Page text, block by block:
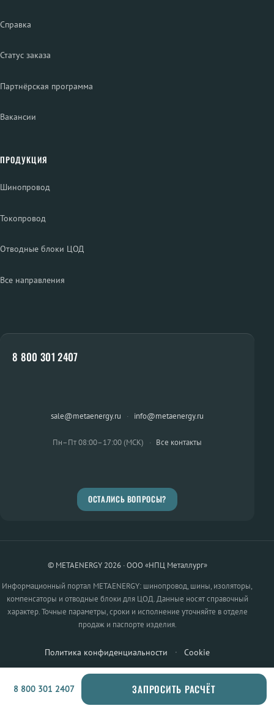
Справка
Статус заказа
Партнёрская программа
Вакансии
ПРОДУКЦИЯ
Шинопровод
Токопровод
Отводные блоки ЦОД
Все направления
8 800 301 2407
sale@metaenergy.ru · info@metaenergy.ru
Пн–Пт 08:00–17:00 (МСК) · Все контакты
ОСТАЛИСЬ ВОПРОСЫ?
© METAENERGY 2026 · ООО «НПЦ Металлург»
Информационный портал METAENERGY: шинопровод, шины, изоляторы,
компенсаторы и отводные блоки для ЦОД. Данные носят справочный
характер. Точные параметры, сроки и исполнение уточняйте в отделе
продаж и паспорте изделия.
Политика конфиденциальности · Cookie
8 800 301 2407 ЗАПРОСИТЬ РАСЧЁТ